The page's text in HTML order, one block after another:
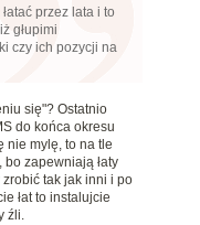
przez lata i to
głupimi
czy ich pozycji na
się"? Ostatnio
do końca okresu
nie mylę, to na tle
zapewniają łaty
tak jak inni i po
łat to instalujcie
źli.